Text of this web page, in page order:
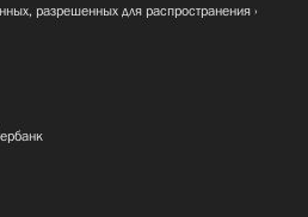
разрешенных для распространения